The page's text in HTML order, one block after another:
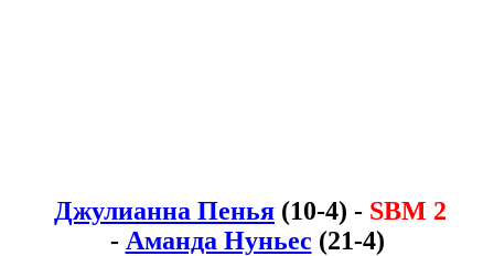
Джулианна Пенья (10-4) - SBM 2
- Аманда Нуньес (21-4)